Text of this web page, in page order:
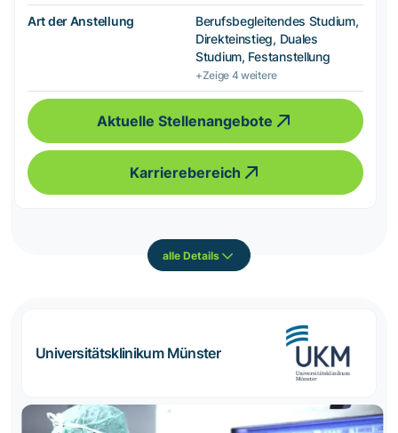
Art der Anstellung
Berufsbegleitendes Studium,
Direkteinstieg, Duales
Studium, Festanstellung
+Zeige 4 weitere
Aktuelle Stellenangebote
Karrierebereich
alle Details
Universitätsklinikum Münster